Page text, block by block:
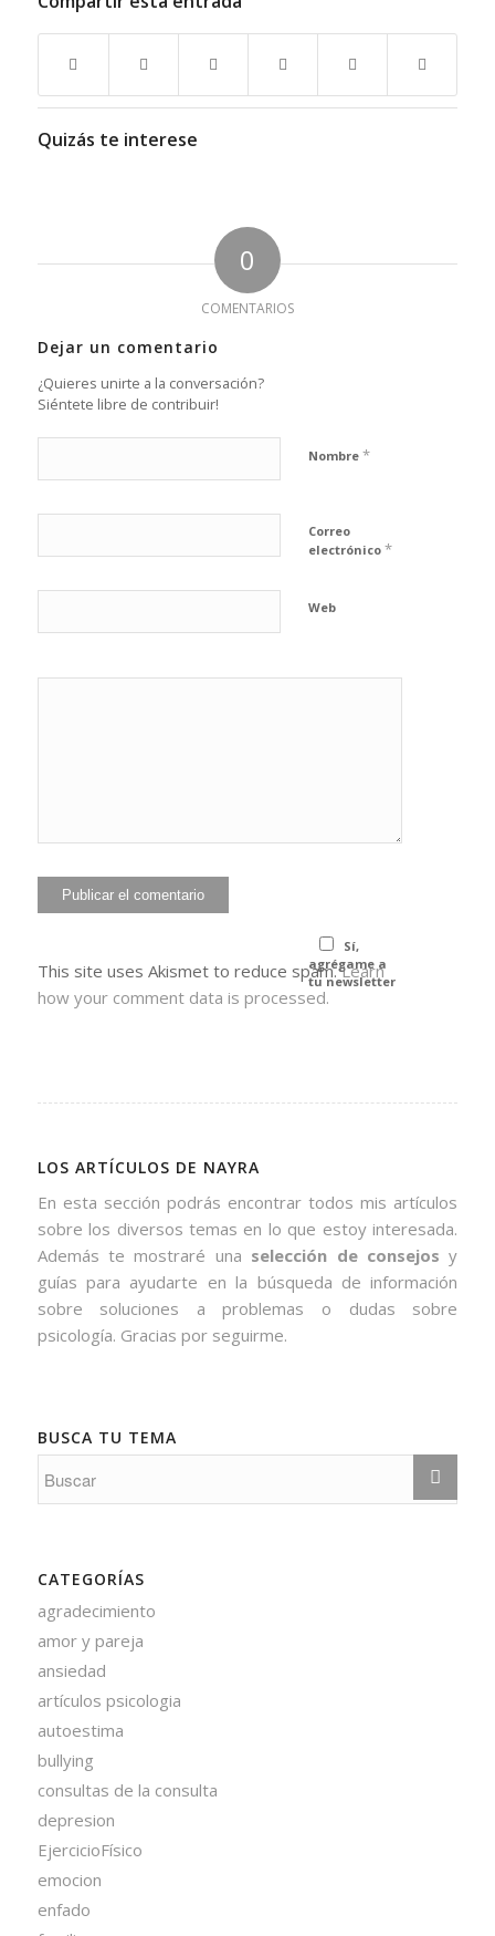
Quizás te interese
0
COMENTARIOS
Dejar un comentario
¿Quieres unirte a la conversación?
Siéntete libre de contribuir!
Nombre *
Correo
electrónico *
Web
Sí,
agrégame a
tu newsletter
This site uses Akismet to reduce spam.Learn
how your comment data is processed.
LOS ARTÍCULOS DE NAYRA
En esta sección podrás encontrar todos mis artículos
sobre los diversos temas en lo que estoy interesada.
Además te mostraré una selección de consejos y
guías para ayudarte en la búsqueda de información
sobre soluciones a problemas o dudas sobre
psicología. Gracias por seguirme.
BUSCA TU TEMA
CATEGORÍAS
agradecimiento
amor y pareja
ansiedad
artículos psicologia
autoestima
bullying
consultas de la consulta
depresion
EjercicioFísico
emocion
enfado